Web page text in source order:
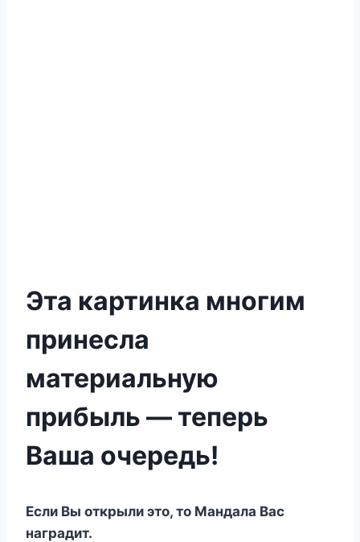
Эта картинка многим
принесла
материальную
прибыль — теперь
Ваша очередь!
Если Вы открыли это, то Мандала Вас
наградит.